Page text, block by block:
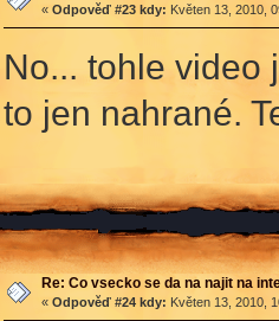
« Odpověď #23 kdy: Květen 13, 2010,
No... tohle video
to jen nahrané.
Re: Co vsecko se da na najit na
« Odpověď #24 kdy: Květen 13, 2010,